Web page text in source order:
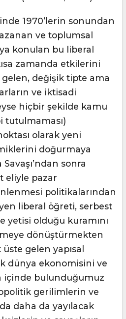
1970’lerin sonundan
ve toplumsal
konulan bu liberal
zamanda etkilerini
değişik tipte ama
ve iktisadi
hiçbir şekilde kamu
tutulmaması)
olarak yeni
doğurmaya
sonra
eliyle pazar
politikalarından
liberal öğreti, serbest
yetisi olduğu kuramını
dönüştürmekten
gelen yapısal
dünya ekonomisini ve
içinde bulunduğumuz
gerilimlerin ve
daha da yayılacak